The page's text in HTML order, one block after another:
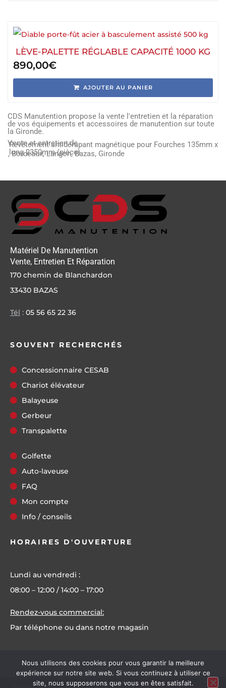
LÈVE-PALETTE RÉGLABLE CAPACITÉ 1000 KG
890,00€
AJOUTER AU PANIER
CDS Manutention propose la vente l'entretien et la réparation
de vos équipements et accessoires de manutention sur toute
la Gironde.
Vente et entretien de
Revêtement antidérapant magnétique pour Fourches 135mm x
long 2350mm (pièce)
, Bordeaux, Langon, Bazas, Gironde
Matériel De Manutention
Vente, Entretien Et Réparation
170 chemin de Blanchardon
33430 BAZAS
Tél : 05 56 65 22 36
SOUVENT RECHERCHÉS
Concessionnaire CESAB
Chariot élévateur
Balayeuse
Gerbeur
Transpalette
Golfette
Auto-laveuse
FAQ
Mon compte
Info / conseils
HORAIRES D'OUVERTURE
Lundi au vendredi :
08:00 – 12:00 / 14:00 – 17:00
Rendez-vous commercial:
Par téléphone ou dans notre magasin
Nous utilisons des cookies pour vous garantir la meilleure
expérience sur notre site web. Si vous continuez à utiliser ce
site, nous supposerons que vous en êtes satisfait.